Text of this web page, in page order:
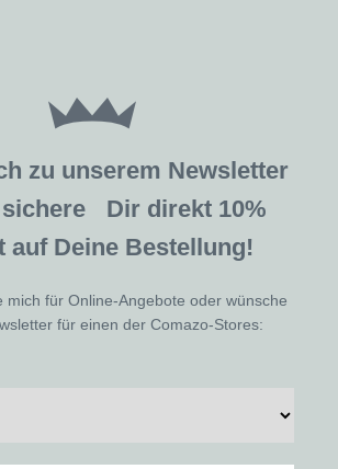
zu unserem Newsletter
sichere Dir direkt 10%
auf Deine Bestellung!
mich für Online-Angebote oder wünsche
für einen der Comazo-Stores: